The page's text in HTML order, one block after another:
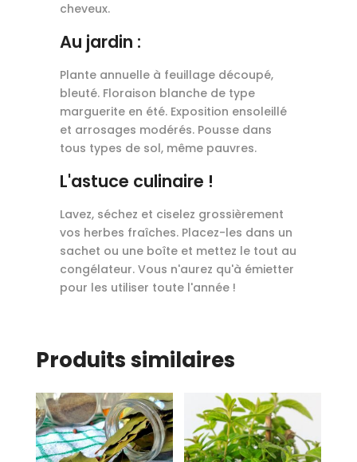
cheveux.
Au jardin :
Plante annuelle à feuillage découpé,
bleuté. Floraison blanche de type
marguerite en été. Exposition ensoleillé
et arrosages modérés. Pousse dans
tous types de sol, même pauvres.
L'astuce culinaire !
Lavez, séchez et ciselez grossièrement
vos herbes fraîches. Placez-les dans un
sachet ou une boîte et mettez le tout au
congélateur. Vous n'aurez qu'à émietter
pour les utiliser toute l'année !
Produits similaires